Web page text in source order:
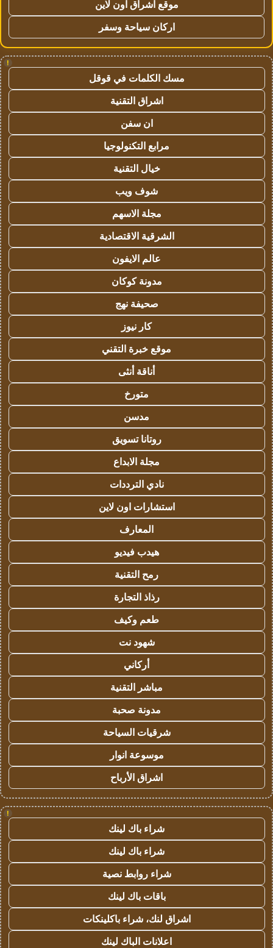
موقع اشراق اون لاين
اركان سياحة وسفر
!
مسك الكلمات في قوقل
اشراق التقنية
ان سفن
مرابع التكنولوجيا
خيال التقنية
شوف ويب
مجلة الاسهم
الشرقية الاقتصادية
عالم الايفون
مدونة كوكان
صحيفة نهج
كار نيوز
موقع خبرة التقني
أناقة أنثى
متورخ
مدسن
روتانا تسويق
مجلة الابداع
نادي الترددات
استشارات اون لاين
المعارف
هيدب فيديو
رمح التقنية
رذاذ التجارة
طعم وكيف
شهود نت
أركاني
مباشر التقنية
مدونة صحبة
شرقيات السياحة
موسوعة انوار
اشراق الأرباح
!
شراء باك لينك
شراء باك لينك
شراء روابط نصية
باقات باك لينك
اشراق لنك، شراء باكلينكات
اعلانات الباك لينك